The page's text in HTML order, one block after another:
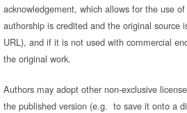
acknowledgement, which allows for the use
authorship is credited and the original source
URL), and if it is not used with commercial
the original work.
Authors may adopt other non-exclusive
the published version (e.g. to save it onto a